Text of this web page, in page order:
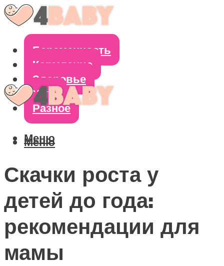
Беременность
Кормление
Здоровье
Уход
Разное
Меню
Меню
Скачки роста у
детей до года:
рекомендации для
мамы